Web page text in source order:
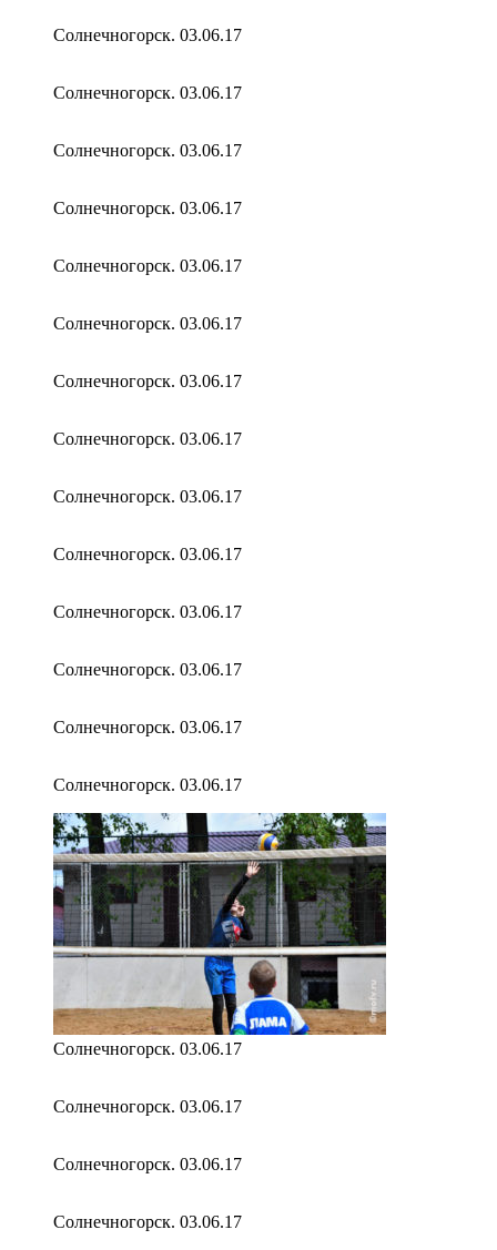
Солнечногорск. 03.06.17
Солнечногорск. 03.06.17
Солнечногорск. 03.06.17
Солнечногорск. 03.06.17
Солнечногорск. 03.06.17
Солнечногорск. 03.06.17
Солнечногорск. 03.06.17
Солнечногорск. 03.06.17
Солнечногорск. 03.06.17
Солнечногорск. 03.06.17
Солнечногорск. 03.06.17
Солнечногорск. 03.06.17
Солнечногорск. 03.06.17
Солнечногорск. 03.06.17
Солнечногорск. 03.06.17
Солнечногорск. 03.06.17
Солнечногорск. 03.06.17
Солнечногорск. 03.06.17